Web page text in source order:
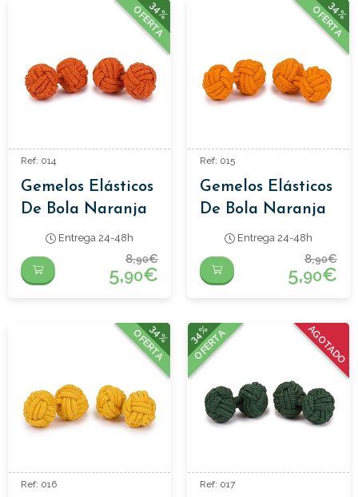
34%
OFERTA
Ref: 014
Gemelos Elásticos
De Bola Naranja
Entrega 24-48h
8,90€
5,90€
34%
OFERTA
Ref: 015
Gemelos Elásticos
De Bola Naranja
ClaroEntrega 24-48h
8,90€
5,90€
34%
OFERTA
Ref: 016
AGOTADO
34%
OFERTA
Ref: 017